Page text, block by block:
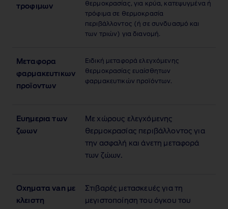
τροφιμων
θερμοκρασίας, για κρύα, κατεψυγμένα ή
τρόφιμα σε θερμοκρασία
περιβάλλοντος (ή σε συνδυασμό και
των τριών) για διανομή.
Μεταφορα
φαρμακευτικων
προϊοντων
Ειδική μεταφορά ελεγχόμενης
θερμοκρασίας ευαίσθητων
φαρμακευτικών προϊόντων.
Ευημερια των
ζωων
Με χώρους ελεγχόμενης
θερμοκρασίας περιβάλλοντος για
την ασφαλή και άνετη μεταφορά
των ζώων.
Οχηματα van με
κλειστη
Στιβαρές μετασκευές για τη
μεγιστοποίηση του όγκου του